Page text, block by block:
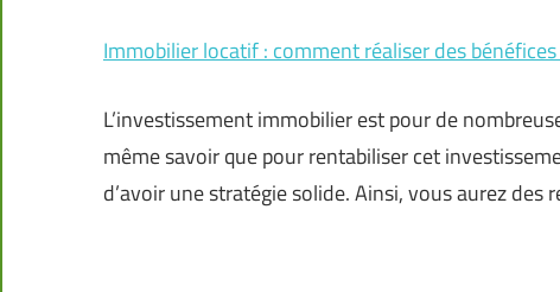
Immobilier locatif : comment réaliser des bénéfices
L’investissement immobilier est pour de
même savoir que pour rentabiliser cet
d’avoir une stratégie solide. Ainsi, vous aurez